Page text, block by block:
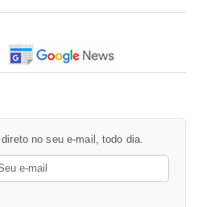
no seu e-mail, todo dia.